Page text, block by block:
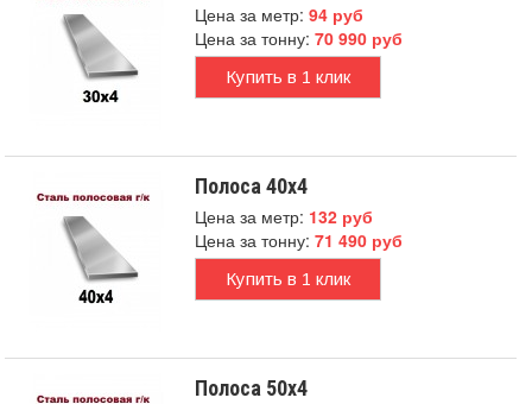
Цена за метр:94 руб
Цена за тонну:70 990 руб
Купить в 1 клик
Полоса 40x4
Цена за метр: 132 руб
Цена за тонну:71 490 руб
Купить в 1 клик
Полоса 50x4